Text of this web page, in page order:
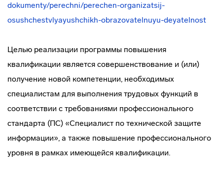
dokumenty/perechni/perechen-organizatsij-
osushchestvlyayushchikh-obrazovatelnuyu-deyatelnost
Целью реализации программы повышения
квалификации является совершенствование и (или)
получение новой компетенции, необходимых
специалистам для выполнения трудовых функций в
соответствии с требованиями профессионального
стандарта (ПС) «Специалист по технической защите
информации», а также повышение профессионального
уровня в рамках имеющейся квалификации.